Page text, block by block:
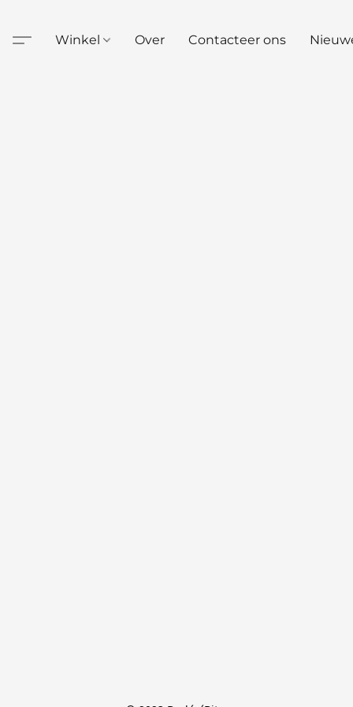
Winkel Over Contacteer ons